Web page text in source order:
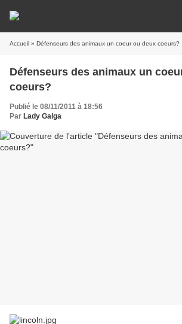
Accueil » Défenseurs des animaux un coeur ou deux coeurs?
Défenseurs des animaux un
coeurs?
Publié le 08/11/2011 à 18:56
Par Lady Galga